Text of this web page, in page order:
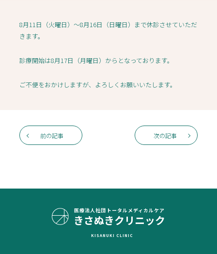
8月11日（火曜日）～8月16日（日曜日）まで休診させていただ
きます。
診療開始は8月17日（月曜日）からとなっております。
ご不便をおかけしますが、よろしくお願いいたします。
前の記事 次の記事
医療法人社団 トータルメディカルケア
きさぬきクリニック
KISANUKI CLINIC